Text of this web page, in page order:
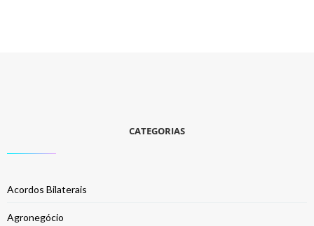
CATEGORIAS
Acordos Bilaterais
Agronegócio